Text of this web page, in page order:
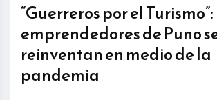
“Guerreros por el Turismo”:
emprendedores de Puno
reinventan en medio de la
pandemia